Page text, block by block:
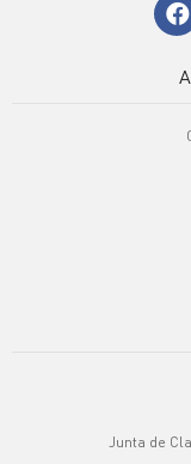
Junta de